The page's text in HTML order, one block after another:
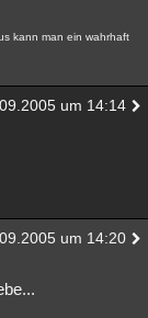
kann man ein wahrhaft
um 14:14
um 14:20